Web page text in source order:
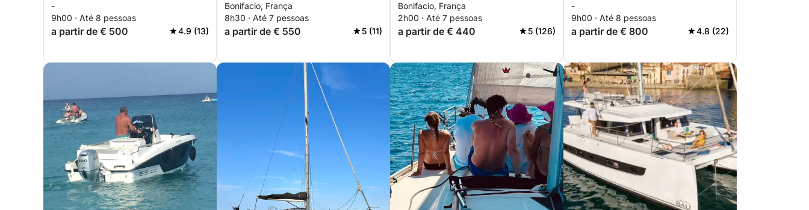
Bonifacio
-
9h00 · Até 8 pessoas
a partir de € 500 4.9 (13)
Bonifacio, França
8h30 · Até 7 pessoas
a partir de € 550 5 (11)
Bonifacio, França
2h00 · Até 7 pessoas
a partir de € 440 5 (126)
-
9h00 · Até 8 pessoas
a partir de € 800 4.8 (22)